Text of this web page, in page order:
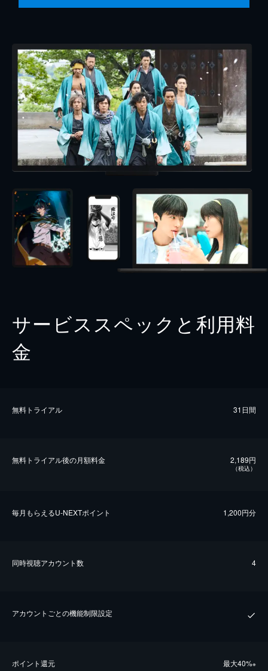
サービススペックと利用料
金
無料トライアル 31日間
無料トライアル後の⽉額料金 2,189円
（税込）
毎⽉もらえるU-NEXTポイント 1,200円分
同時視聴アカウント数 4
アカウントごとの機能制限設定
ポイント還元 最⼤40%※